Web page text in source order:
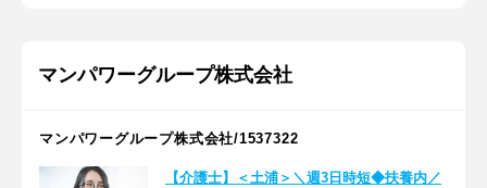
マンパワーグループ株式会社
マンパワーグループ株式会社/1537322
【介護士】＜土浦＞＼週3日時短◆扶養内／